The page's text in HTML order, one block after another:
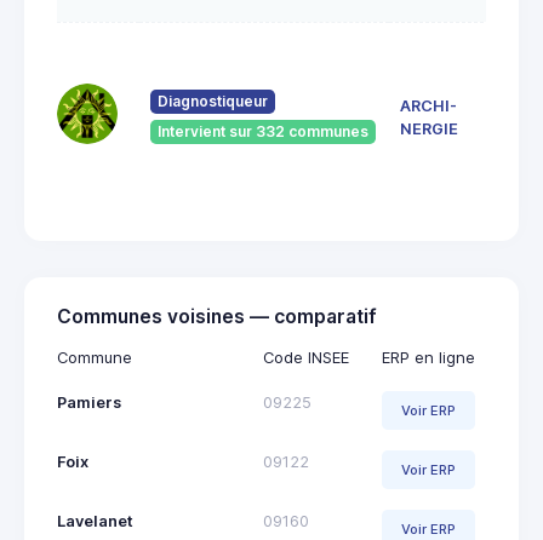
Diagnostiqueur
Intervient sur 332 communes
ARCHI-
NERGIE
Communes voisines — comparatif
Commune Code INSEE ERP en ligne
Pamiers 09225 Voir ERP
Foix 09122 Voir ERP
Lavelanet 09160 Voir ERP